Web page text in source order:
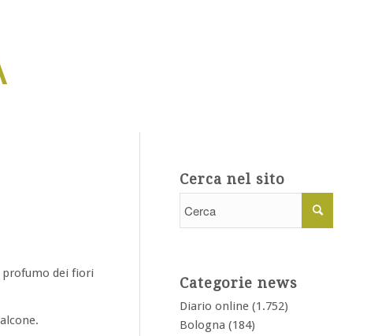
profumo dei fiori
Cerca nel sito
Categorie news
Diario online (1.752)
Bologna (184)